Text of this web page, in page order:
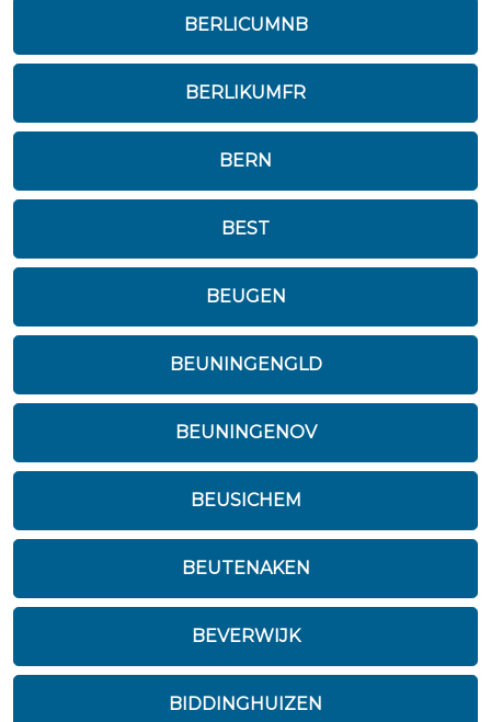
BERLICUMNB
BERLIKUMFR
BERN
BEST
BEUGEN
BEUNINGENGLD
BEUNINGENOV
BEUSICHEM
BEUTENAKEN
BEVERWIJK
BIDDINGHUIZEN